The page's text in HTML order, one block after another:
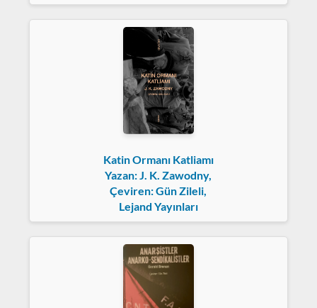
Katin Ormanı Katliamı
Yazan: J. K. Zawodny,
Çeviren: Gün Zileli,
Lejand Yayınları